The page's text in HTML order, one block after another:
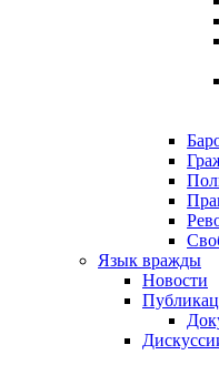
Язык вражды
Новости